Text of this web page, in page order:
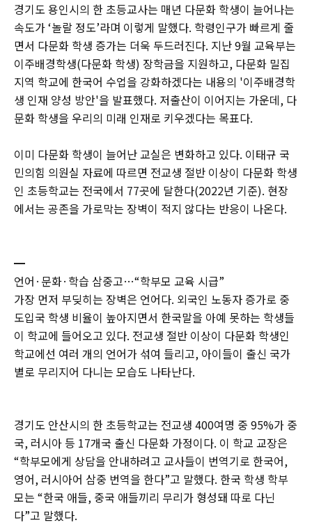
경기도 용인시의 한 초등교사는 매년 다문화 학생이 늘어나는
속도가 ‘놀랄 정도’라며 이렇게 말했다. 학령인구가 빠르게 줄
면서 다문화 학생 증가는 더욱 두드러진다. 지난 9월 교육부는
이주배경학생(다문화 학생) 장학금을 지원하고, 다문화 밀집
지역 학교에 한국어 수업을 강화하겠다는 내용의 '이주배경학
생 인재 양성 방안'을 발표했다. 저출산이 이어지는 가운데, 다
문화 학생을 우리의 미래 인재로 키우겠다는 목표다.
이미 다문화 학생이 늘어난 교실은 변화하고 있다. 이태규 국
민의힘 의원실 자료에 따르면 전교생 절반 이상이 다문화 학생
인 초등학교는 전국에서 77곳에 달한다(2022년 기준). 현장
에서는 공존을 가로막는 장벽이 적지 않다는 반응이 나온다.
━
언어·문화·학습 삼중고…“학부모 교육 시급”
가장 먼저 부딪히는 장벽은 언어다. 외국인 노동자 증가로 중
도입국 학생 비율이 높아지면서 한국말을 아예 못하는 학생들
이 학교에 들어오고 있다. 전교생 절반 이상이 다문화 학생인
학교에선 여러 개의 언어가 섞여 들리고, 아이들이 출신 국가
별로 무리지어 다니는 모습도 나타난다.
경기도 안산시의 한 초등학교는 전교생 400여명 중 95%가 중
국, 러시아 등 17개국 출신 다문화 가정이다. 이 학교 교장은
“학부모에게 상담을 안내하려고 교사들이 번역기로 한국어,
영어, 러시아어 삼중 번역을 한다”고 말했다. 한국 학생 학부
모는 “한국 애들, 중국 애들끼리 무리가 형성돼 따로 다닌
다”고 말했다.